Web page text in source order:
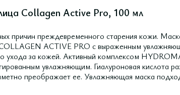
Collagen Active Pro, 100 мл
причин преждевременного старения кожи.
ACTIVE PRO с выраженным
ухода за кожей. Активный комплексом
увлажняющим. Гиалуроновая кислота
преображает ее. Увлажняющая маска